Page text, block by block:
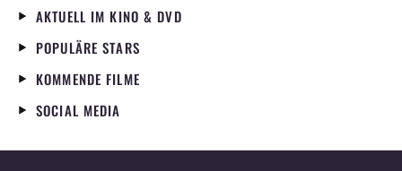
AKTUELL IM KINO & DVD
POPULÄRE STARS
KOMMENDE FILME
SOCIAL MEDIA